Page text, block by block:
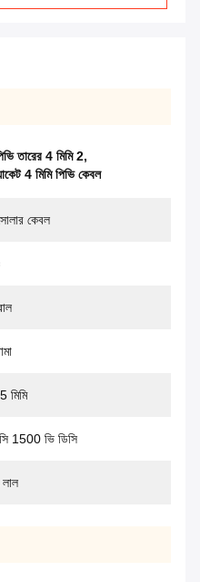
তারের 4 মিমি 2,
4 মিমি পিভি কেবল
কেবল
1500 ভি ডিসি